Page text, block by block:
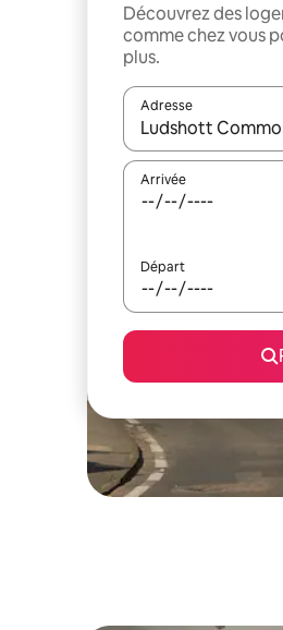
Découvrez des
comme chez vous
plus.
Adresse
Lorsque les
Arrivée
Départ